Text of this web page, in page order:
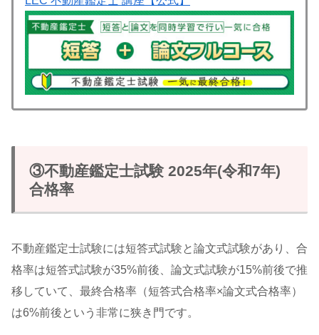
③不動産鑑定士試験 2025年(令和7年)
合格率
不動産鑑定士試験には短答式試験と論文式試験があり、合
格率は短答式試験が35%前後、論文式試験が15%前後で推
移していて、最終合格率（短答式合格率×論文式合格率）
は6%前後という非常に狭き門です。